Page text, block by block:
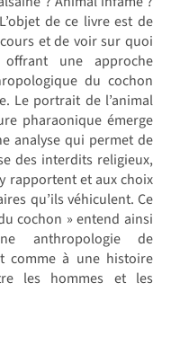
de ce livre est de
et de voir sur quoi
une approche
du cochon
Le portrait de l’animal
pharaonique émerge
analyse qui permet de
des interdits religieux,
rapportent et aux choix
qu’ils véhiculent. Ce
cochon » entend ainsi
anthropologie de
comme à une histoire
les hommes et les